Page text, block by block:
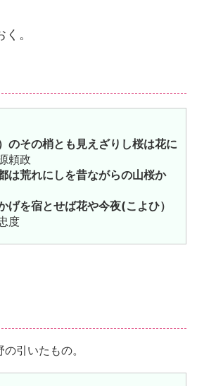
。
のその梢とも見えざりし桜は花に
頼政
は荒れにしを昔ながらの山桜か
げを宿とせば花や今夜(こよひ）
度
引いたもの。